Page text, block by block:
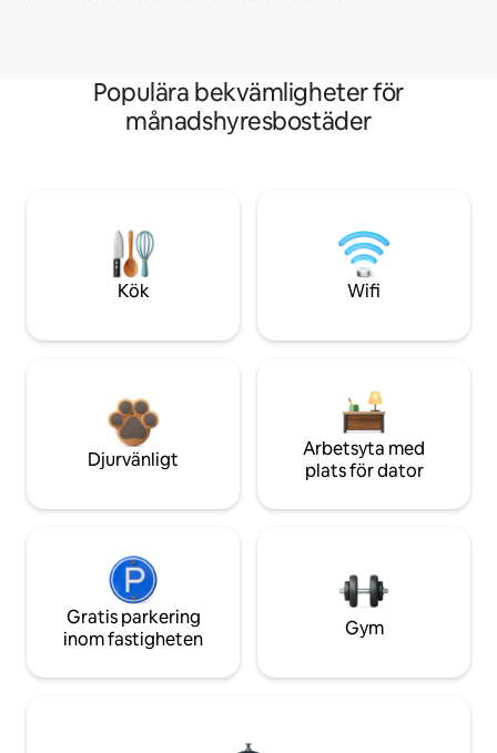
Populära bekvämligheter för
månadshyresbostäder
Kök Wifi
Djurvänligt
Arbetsyta med
plats för dator
Gratis parkering
inom fastigheten
Gym